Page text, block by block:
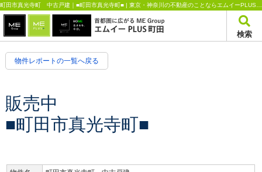
検索
物件レポートの一覧へ戻る
販売中
■町田市真光寺町■